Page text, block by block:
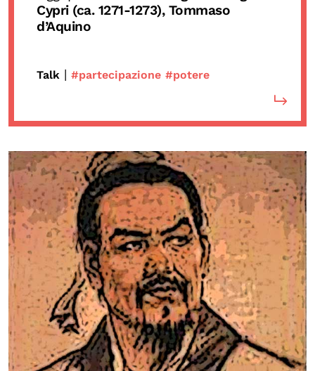
Cypri (ca. 1271-1273), Tommaso
d’Aquino
Talk | #partecipazione #potere